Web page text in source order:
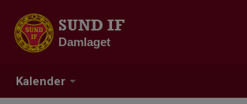
Kalender
SUND IF
Damlaget